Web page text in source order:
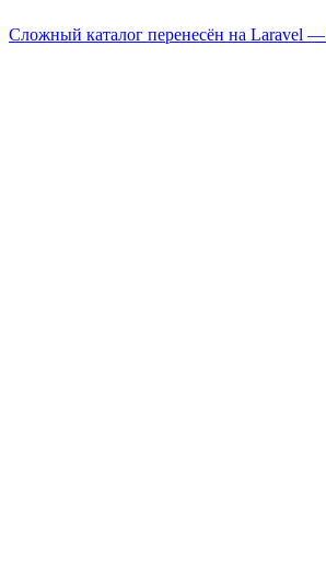
Сложный каталог перенесён на Laravel —